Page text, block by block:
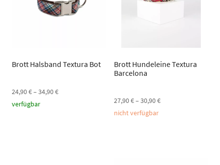
Brott Halsband Textura Bot
24,90€– 34,90€
verfügbar
Brott Hundeleine Textura
Barcelona
27,90€– 30,90€
nicht verfügbar